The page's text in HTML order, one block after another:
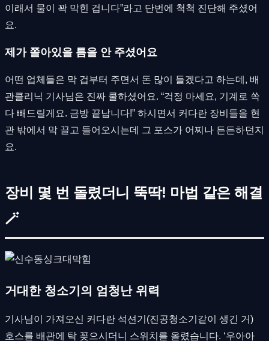
이래서 물이 꽉 막힌 겁니다”라고 단번에 척척 진단해 주셨어
요.
제가 쫄아있을 틈을 안 주셨어요
어떤 업체들은 막 겁부터 주면서 돈 많이 들겠다고 하는데, 배
관클리닉 기사님은 진짜 쿨하셨어요. “걱정 마세요, 기계로 쏙
다 빼드릴게요. 금방 끝납니다!” 하시면서 커다란 장비들을 현
관 밖에서 막 끌고 들어오시는데 그 포스가 어찌나 든든하던지
요.
장비 몇 번 돌렸더니 뚝딱! 마법 같은 해결
🪄
거대한 청소기의 엄청난 위력
기사님이 가져오신 커다란 석션기(진공청소기같이 생긴 거)
호스를 배관에 탁 꽂으시더니 스위치를 올렸습니다. ‘우아아